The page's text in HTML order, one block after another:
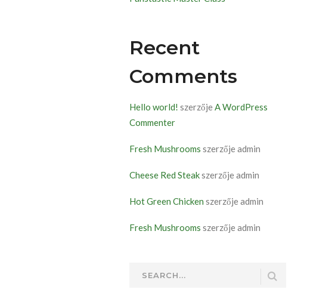
Recent
Comments
Hello world! szerzője A WordPress
Commenter
Fresh Mushrooms szerzőjeadmin
Cheese Red Steakszerzőjeadmin
Hot Green Chicken szerzőjeadmin
Fresh Mushrooms szerzőjeadmin